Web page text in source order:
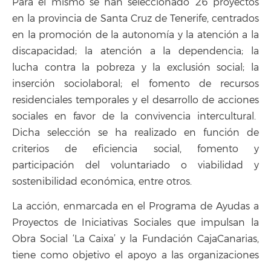
Para el mismo se han seleccionado 26 proyectos
en la provincia de Santa Cruz de Tenerife, centrados
en la promoción de la autonomía y la atención a la
discapacidad; la atención a la dependencia; la
lucha contra la pobreza y la exclusión social; la
inserción sociolaboral; el fomento de recursos
residenciales temporales y el desarrollo de acciones
sociales en favor de la convivencia intercultural.
Dicha selección se ha realizado en función de
criterios de eficiencia social, fomento y
participación del voluntariado o viabilidad y
sostenibilidad económica, entre otros.
La acción, enmarcada en el Programa de Ayudas a
Proyectos de Iniciativas Sociales que impulsan la
Obra Social ‘La Caixa’ y la Fundación CajaCanarias,
tiene como objetivo el apoyo a las organizaciones